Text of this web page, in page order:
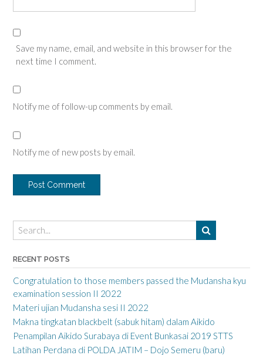
Save my name, email, and website in this browser for the
next time I comment.
Notify me of follow-up comments by email.
Notify me of new posts by email.
RECENT POSTS
Congratulation to those members passed the Mudansha kyu
examination session II 2022
Materi ujian Mudansha sesi II 2022
Makna tingkatan blackbelt (sabuk hitam) dalam Aikido
Penampilan Aikido Surabaya di Event Bunkasai 2019 STTS
Latihan Perdana di POLDA JATIM – Dojo Semeru (baru)